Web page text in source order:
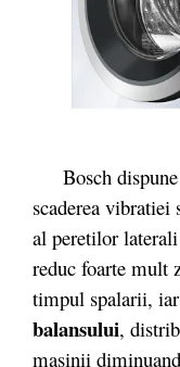
Bosch dispune
scaderea
al peretilor
reduc foarte mult
timpul spalarii,
balansului,
masinii